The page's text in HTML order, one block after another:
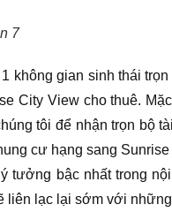
7
không gian sinh thái
City View cho thuê.
tôi để nhận trọn bộ
cư hạng sang
tưởng bậc nhất trong
liên lạc lại sớm với